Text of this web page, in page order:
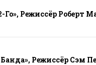
Го», Режиссёр Роберт
Режиссёр Сэм